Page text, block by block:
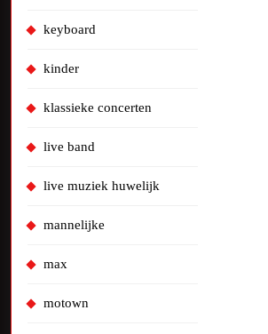
keyboard
kinder
klassieke concerten
live band
live muziek huwelijk
mannelijke
max
motown